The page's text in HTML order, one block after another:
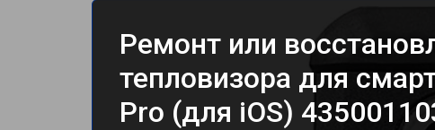
Ремонт или
тепловизора для
Pro (для iOS)